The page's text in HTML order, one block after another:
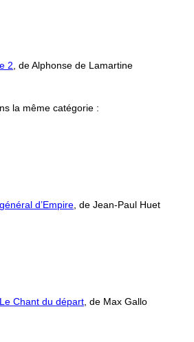
2, de Alphonse de Lamartine
la même catégorie :
d’Empire, de Jean-Paul Huet
Chant du départ, de Max Gallo